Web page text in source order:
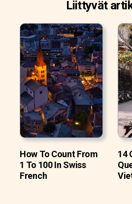
Liittyvät
How To Count From
1 To 100 In Swiss
French
14